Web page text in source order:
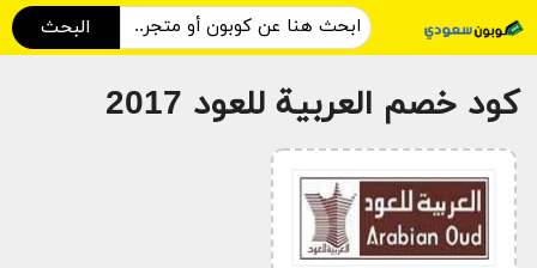
البحث
كود خصم العربية للعود 2017